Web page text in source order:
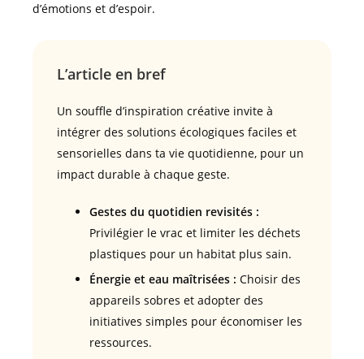
d’émotions et d’espoir.
L’article en bref
Un souffle d’inspiration créative invite à
intégrer des solutions écologiques faciles et
sensorielles dans ta vie quotidienne, pour un
impact durable à chaque geste.
Gestes du quotidien revisités :
Privilégier le vrac et limiter les déchets
plastiques pour un habitat plus sain.
Énergie et eau maîtrisées : Choisir des
appareils sobres et adopter des
initiatives simples pour économiser les
ressources.